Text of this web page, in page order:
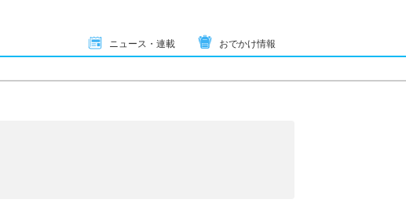
ニュース・連載 おでかけ情報